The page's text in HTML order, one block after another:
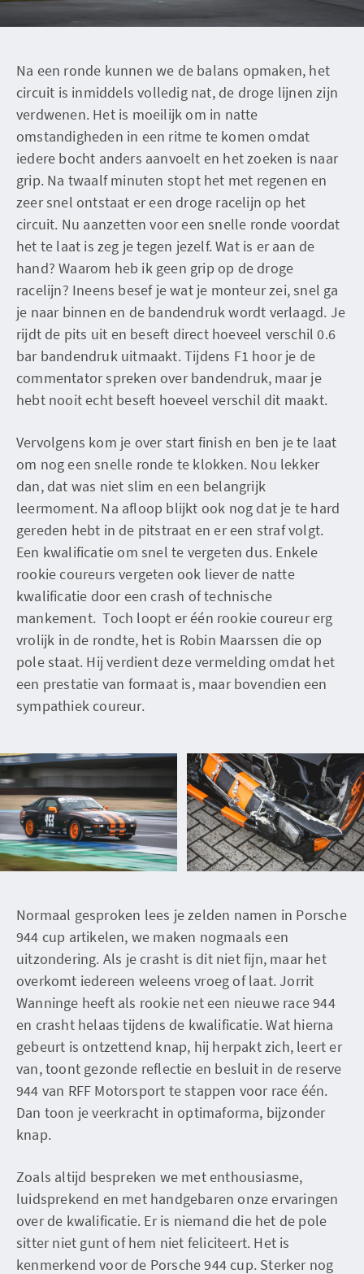
Na een ronde kunnen we de balans opmaken, het
circuit is inmiddels volledig nat, de droge lijnen zijn
verdwenen. Het is moeilijk om in natte
omstandigheden in een ritme te komen omdat
iedere bocht anders aanvoelt en het zoeken is naar
grip. Na twaalf minuten stopt het met regenen en
zeer snel ontstaat er een droge racelijn op het
circuit. Nu aanzetten voor een snelle ronde voordat
het te laat is zeg je tegen jezelf. Wat is er aan de
hand? Waarom heb ik geen grip op de droge
racelijn? Ineens besef je wat je monteur zei, snel ga
je naar binnen en de bandendruk wordt verlaagd. Je
rijdt de pits uit en beseft direct hoeveel verschil 0.6
bar bandendruk uitmaakt. Tijdens F1 hoor je de
commentator spreken over bandendruk, maar je
hebt nooit echt beseft hoeveel verschil dit maakt.
Vervolgens kom je over start finish en ben je te laat
om nog een snelle ronde te klokken. Nou lekker
dan, dat was niet slim en een belangrijk
leermoment. Na afloop blijkt ook nog dat je te hard
gereden hebt in de pitstraat en er een straf volgt.
Een kwalificatie om snel te vergeten dus. Enkele
rookie coureurs vergeten ook liever de natte
kwalificatie door een crash of technische
mankement. Toch loopt er één rookie coureur erg
vrolijk in de rondte, het is Robin Maarssen die op
pole staat. Hij verdient deze vermelding omdat het
een prestatie van formaat is, maar bovendien een
sympathiek coureur.
Normaal gesproken lees je zelden namen in Porsche
944 cup artikelen, we maken nogmaals een
uitzondering. Als je crasht is dit niet fijn, maar het
overkomt iedereen weleens vroeg of laat. Jorrit
Wanninge heeft als rookie net een nieuwe race 944
en crasht helaas tijdens de kwalificatie. Wat hierna
gebeurt is ontzettend knap, hij herpakt zich, leert er
van, toont gezonde reflectie en besluit in de reserve
944 van RFF Motorsport te stappen voor race één.
Dan toon je veerkracht in optimaforma, bijzonder
knap.
Zoals altijd bespreken we met enthousiasme,
luidsprekend en met handgebaren onze ervaringen
over de kwalificatie. Er is niemand die het de pole
sitter niet gunt of hem niet feliciteert. Het is
kenmerkend voor de Porsche 944 cup. Sterker nog